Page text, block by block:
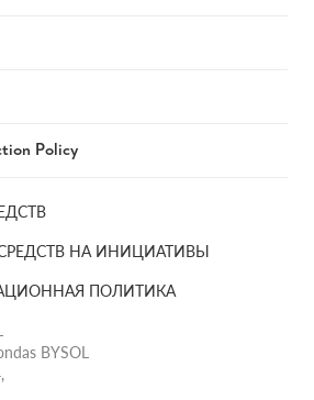
НА ИНИЦИАТИВЫ
ПОЛИТИКА
BYSOL
Policy